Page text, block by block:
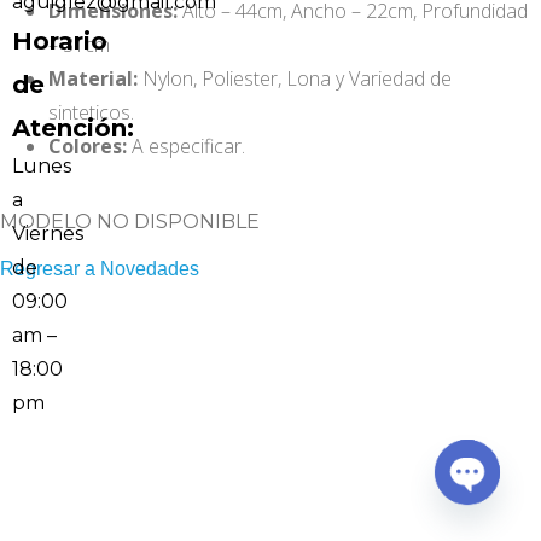
Dimensiones:Alto – 44cm, Ancho – 22cm, Profundidad
– 31cm
Material: Nylon, Poliester, Lona y Variedad de
sinteticos.
Colores:A especificar.
MODELO NO DISPONIBLE
Regresar a Novedades
Horario
de
Atención:
Lunes
a
Viernes
de
09:00
am –
18:00
pm